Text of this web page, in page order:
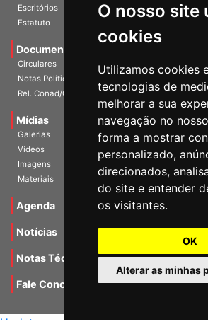
O nosso site
cookies
Utilizamos cookies
tecnologias de
melhorar a sua
navegação no
forma a mostrar
personalizado,
direcionados,
do site e entender
os visitantes.
OK
Alterar as minhas
Escritórios
Estatuto
Documentos
Circulares
Notas Políticas
Rel. Conad/Congresso
Mídias
Galerias
Vídeos
Imagens
Materiais
Agenda
Notícias
Notas Técnicas
Fale Conocsco
Update cookies preferences